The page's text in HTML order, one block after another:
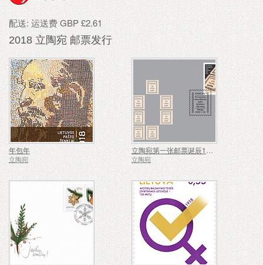
配送: 运送费 GBP £2.61
2018 立陶宛 邮票发行
年包年
立陶宛
立陶宛第一张邮票诞辰100周年
立陶宛